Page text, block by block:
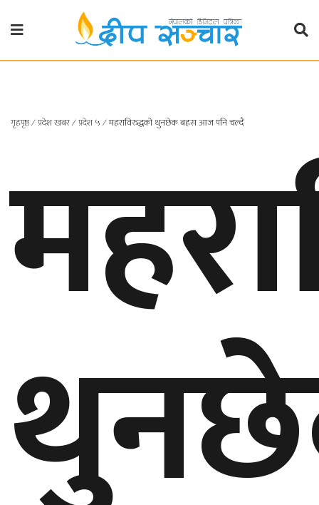
गृहपृष्ठ
प्रदेश
१
२
प्रदेश
कर्णाली
प्रदेश
गृहपृष्ठ∕प्रदेश खबर∕प्रदेश ५∕महराविरुद्धको थुनछेक बहस आज पनि चल्दै